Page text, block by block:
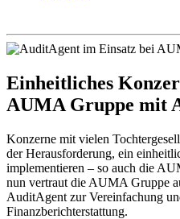
Einheitliches
AUMA Gruppe mit
Konzerne mit vielen
der Herausforderung, ein
implementieren – so auch die
nun vertraut die AUMA Gruppe
AuditAgent zur Vereinfachung
Finanzberichterstattung.